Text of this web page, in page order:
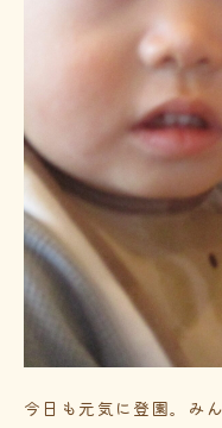
今日も元気に登園。み